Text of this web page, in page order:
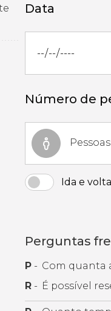
Data
Número de
Pessoas
Ida e volta
Perguntas
P - Com quanta
R - É possível